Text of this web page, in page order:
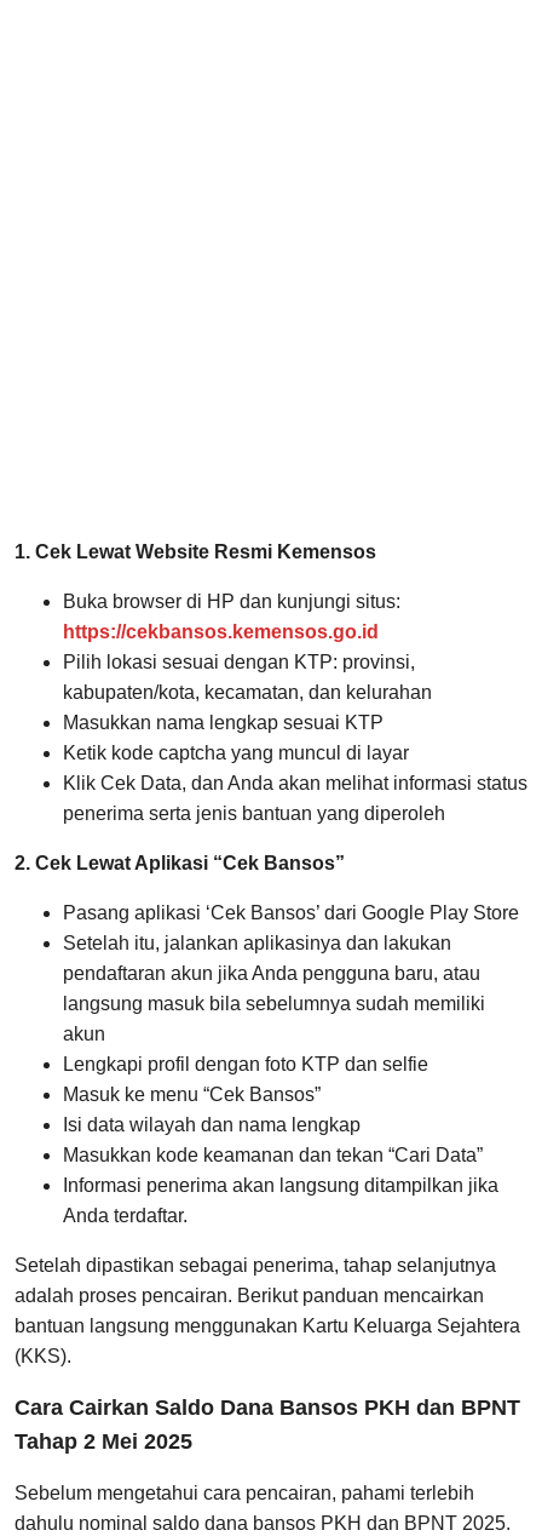
1. Cek Lewat Website Resmi Kemensos
Buka browser di HP dan kunjungi situs:
https://cekbansos.kemensos.go.id
Pilih lokasi sesuai dengan KTP: provinsi,
kabupaten/kota, kecamatan, dan kelurahan
Masukkan nama lengkap sesuai KTP
Ketik kode captcha yang muncul di layar
Klik Cek Data, dan Anda akan melihat informasi status
penerima serta jenis bantuan yang diperoleh
2. Cek Lewat Aplikasi “Cek Bansos”
Pasang aplikasi ‘Cek Bansos’ dari Google Play Store
Setelah itu, jalankan aplikasinya dan lakukan
pendaftaran akun jika Anda pengguna baru, atau
langsung masuk bila sebelumnya sudah memiliki
akun
Lengkapi profil dengan foto KTP dan selfie
Masuk ke menu “Cek Bansos”
Isi data wilayah dan nama lengkap
Masukkan kode keamanan dan tekan “Cari Data”
Informasi penerima akan langsung ditampilkan jika
Anda terdaftar.
Setelah dipastikan sebagai penerima, tahap selanjutnya
adalah proses pencairan. Berikut panduan mencairkan
bantuan langsung menggunakan Kartu Keluarga Sejahtera
(KKS).
Cara Cairkan Saldo Dana Bansos PKH dan BPNT
Tahap 2 Mei 2025
Sebelum mengetahui cara pencairan, pahami terlebih
dahulu nominal saldo dana bansos PKH dan BPNT 2025.